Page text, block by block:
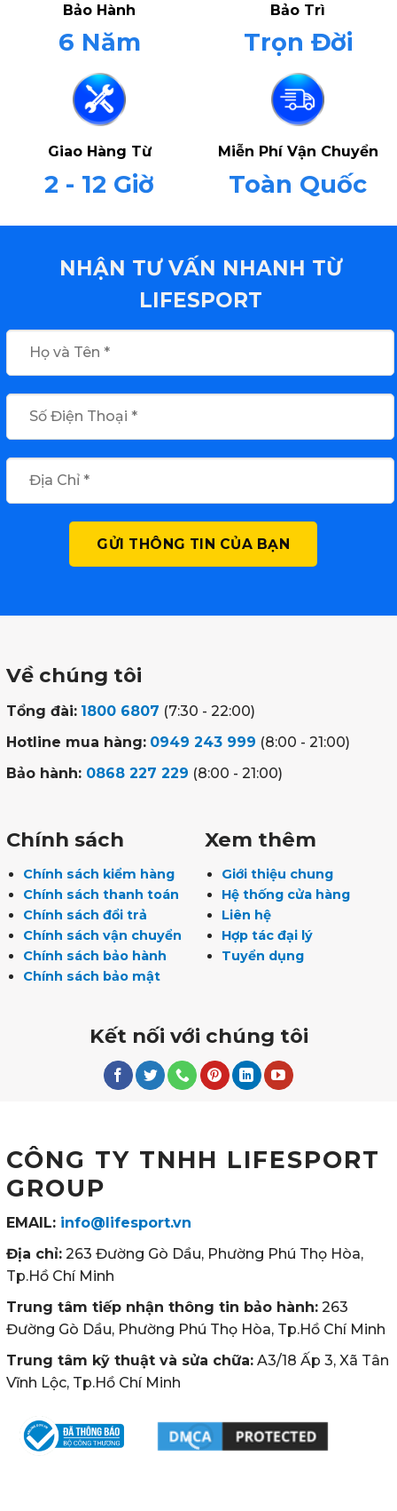
Bảo Hành
6 Năm
Bảo Trì
Trọn Đời
Giao Hàng Từ
2 - 12 Giờ
Miễn Phí Vận Chuyển
Toàn Quốc
NHẬN TƯ VẤN NHANH TỪ
LIFESPORT
Về chúng tôi
Tổng đài: 1800 6807 (7:30 - 22:00)
Hotline mua hàng: 0949 243 999 (8:00 - 21:00)
Bảo hành: 0868 227 229 (8:00 - 21:00)
Chính sách
Chính sách kiểm hàng
Chính sách thanh toán
Chính sách đổi trả
Chính sách vận chuyển
Chính sách bảo hành
Chính sách bảo mật
Xem thêm
Giới thiệu chung
Hệ thống cửa hàng
Liên hệ
Hợp tác đại lý
Tuyển dụng
Kết nối với chúng tôi
CÔNG TY TNHH LIFESPORT
GROUP
EMAIL: info@lifesport.vn
Địa chỉ: 263 Đường Gò Dầu, Phường Phú Thọ Hòa,
Tp.Hồ Chí Minh
Trung tâm tiếp nhận thông tin bảo hành: 263
Đường Gò Dầu, Phường Phú Thọ Hòa, Tp.Hồ Chí Minh
Trung tâm kỹ thuật và sửa chữa: A3/18 Ấp 3, Xã Tân
Vĩnh Lộc, Tp.Hồ Chí Minh